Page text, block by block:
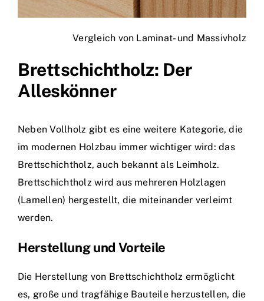
Vergleich von Laminat- und Massivholz
Brettschichtholz: Der
Alleskönner
Neben Vollholz gibt es eine weitere Kategorie, die
im modernen Holzbau immer wichtiger wird: das
Brettschichtholz, auch bekannt als Leimholz.
Brettschichtholz wird aus mehreren Holzlagen
(Lamellen) hergestellt, die miteinander verleimt
werden.
Herstellung und Vorteile
Die Herstellung von Brettschichtholz ermöglicht
es, große und tragfähige Bauteile herzustellen, die